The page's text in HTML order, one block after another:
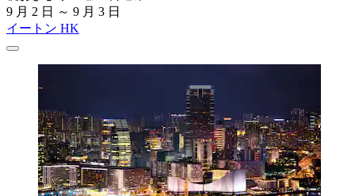
9 月 2 日 ～ 9 月 3 日
イートン HK